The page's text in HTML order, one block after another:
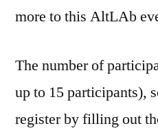
more to this AltLAb
The number of
up to 15 participants),
register by filling out